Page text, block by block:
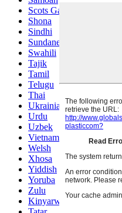
Scots Gaelic
Shona
Sindhi
Sundanese
Swahili
Tajik
Tamil
Telugu
Thai
Ukrainian
Urdu
Uzbek
Vietnamese
Welsh
Xhosa
Yiddish
Yoruba
Zulu
Kinyarwanda